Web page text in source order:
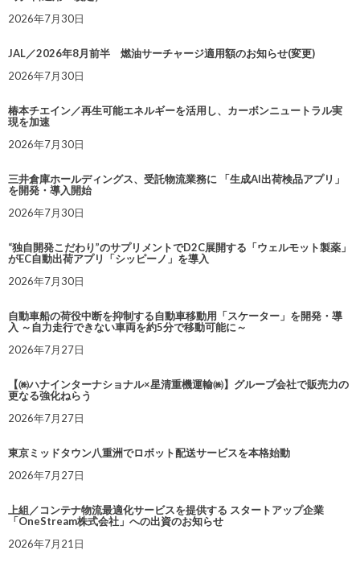
2026年7月30日
JAL／2026年8月前半 燃油サーチャージ適用額のお知らせ(変更)
2026年7月30日
椿本チエイン／再生可能エネルギーを活用し、カーボンニュートラル実
現を加速
2026年7月30日
三井倉庫ホールディングス、受託物流業務に 「生成AI出荷検品アプリ」
を開発・導入開始
2026年7月30日
“独自開発こだわり”のサプリメントでD2C展開する「ウェルモット製薬」
がEC自動出荷アプリ「シッピーノ」を導入
2026年7月30日
自動車船の荷役中断を抑制する自動車移動用「スケーター」を開発・導
入 ～自力走行できない車両を約5分で移動可能に～
2026年7月27日
【㈱ハナインターナショナル×星清重機運輸㈱】グループ会社で販売力の
更なる強化ねらう
2026年7月27日
東京ミッドタウン八重洲でロボット配送サービスを本格始動
2026年7月27日
上組／コンテナ物流最適化サービスを提供する スタートアップ企業
「OneStream株式会社」への出資のお知らせ
2026年7月21日